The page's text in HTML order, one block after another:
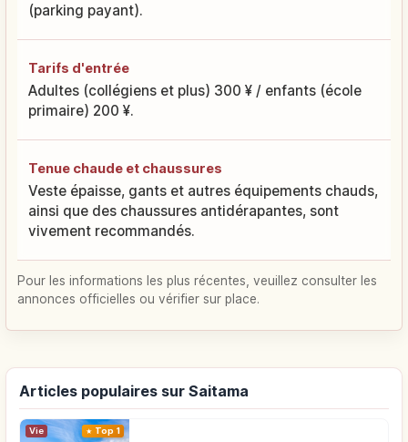
(parking payant).
Tarifs d'entrée
Adultes (collégiens et plus) 300 ¥ / enfants (école
primaire) 200 ¥.
Tenue chaude et chaussures
Veste épaisse, gants et autres équipements chauds,
ainsi que des chaussures antidérapantes, sont
vivement recommandés.
Pour les informations les plus récentes, veuillez consulter les
annonces officielles ou vérifier sur place.
Articles populaires sur Saitama
Vie Top 1